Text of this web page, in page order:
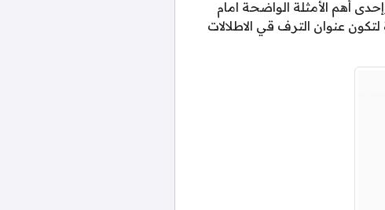
أهم الأمثلة الواضحة امام
عنوان الترف قي الاطلالات